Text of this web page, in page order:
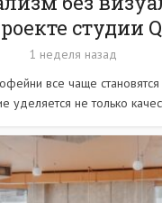
студии
1 неделя назад
все чаще становятся
уделяется не только